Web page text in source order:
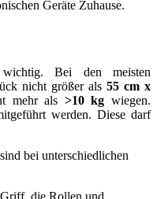
Geräte Zuhause.
Bei den meisten
nicht größer als 55 cm x
mehr als >10 kg wiegen.
werden. Diese darf
bei unterschiedlichen
die Rollen und